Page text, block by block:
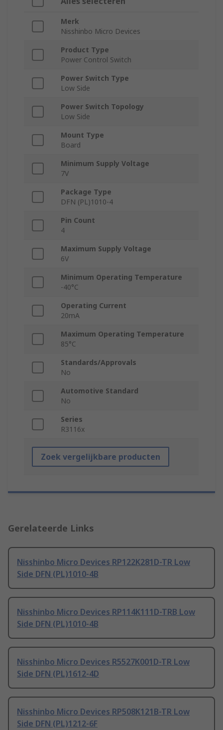
Merk
Nisshinbo Micro Devices
Product Type
Power Control Switch
Power Switch Type
Low Side
Power Switch Topology
Low Side
Mount Type
Board
Minimum Supply Voltage
7V
Package Type
DFN (PL)1010-4
Pin Count
4
Maximum Supply Voltage
6V
Minimum Operating Temperature
-40°C
Operating Current
20mA
Maximum Operating Temperature
85°C
Standards/Approvals
No
Automotive Standard
No
Series
R3116x
Zoek vergelijkbare producten
Gerelateerde Links
Nisshinbo Micro Devices RP122K281D-TR Low
Side DFN (PL)1010-4B
Nisshinbo Micro Devices RP114K111D-TRB Low
Side DFN (PL)1010-4B
Nisshinbo Micro Devices R5527K001D-TR Low
Side DFN (PL)1612-4D
Nisshinbo Micro Devices RP508K121B-TR Low
Side DFN (PL)1212-6F